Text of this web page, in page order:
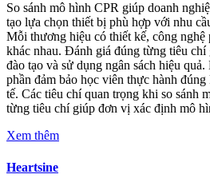
So sánh mô hình CPR giúp doanh
tạo lựa chọn thiết bị phù hợp với nhu
Mỗi thương hiệu có thiết kế, công
khác nhau. Đánh giá đúng từng tiêu chí
đào tạo và sử dụng ngân sách hiệu
phần đảm bảo học viên thực hành
tế. Các tiêu chí quan trọng khi so sánh
từng tiêu chí giúp đơn vị xác định mô
Xem thêm
Heartsine